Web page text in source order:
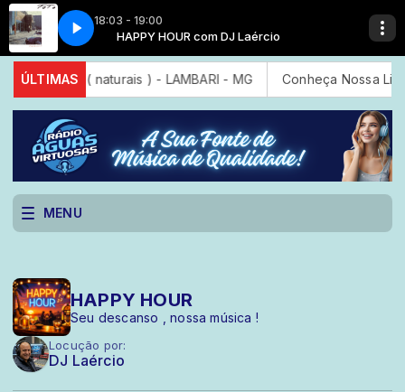
18:03 - 19:00
HAPPY HOUR com DJ Laércio
Toto - I'll Be Over You
ÚLTIMAS
gasosas ( naturais ) - LAMBARI - MG Conheça Nossa
MENU
HAPPY HOUR
Seu descanso , nossa música !
Locução por:
DJ Laércio